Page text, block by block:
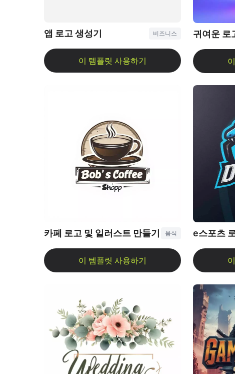
앱 로고 생성기 비즈니스 귀여운 로
카페 로고 및 일러스트 만들기 음식 e스포츠